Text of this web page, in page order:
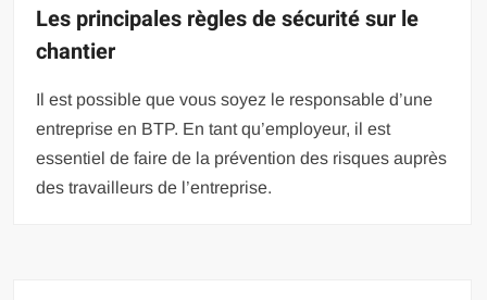
Les principales règles de sécurité sur le
chantier
Il est possible que vous soyez le responsable d’une
entreprise en BTP. En tant qu’employeur, il est
essentiel de faire de la prévention des risques auprès
des travailleurs de l’entreprise.